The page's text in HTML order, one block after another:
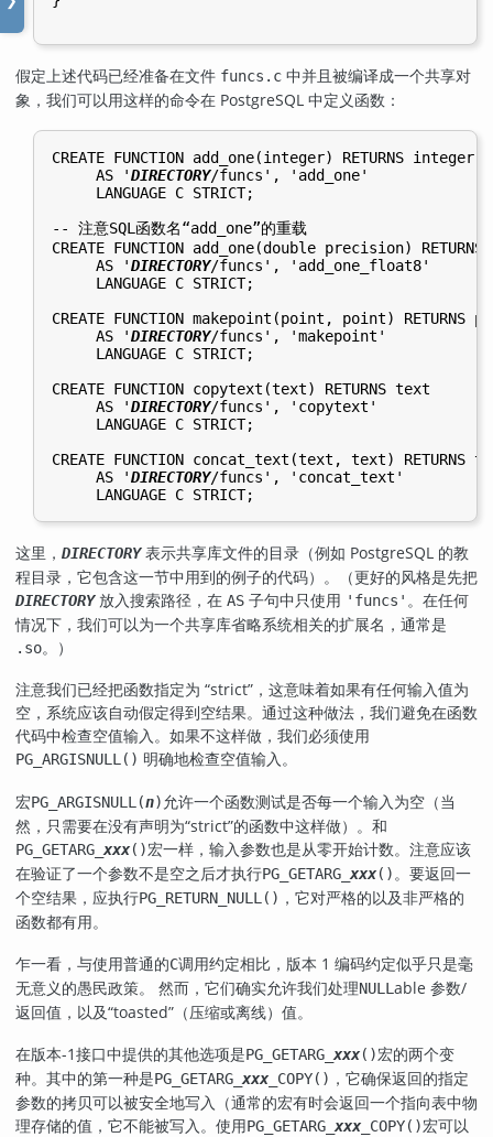
假定上述代码已经准备在文件 funcs.c 中并且被编译成一个共享对
象，我们可以用这样的命令在 PostgreSQL 中定义函数：
CREATE FUNCTION add_one(integer) RETURNS integer
     AS '
DIRECTORY/funcs', 'add_one'
     LANGUAGE C STRICT;
-- 注意SQL函数名“add_one”的重载
CREATE FUNCTION add_one(double precision)
     AS '
DIRECTORY/funcs', 'add_one_float8'
     LANGUAGE C STRICT;
CREATE FUNCTION makepoint(point, point) RETURNS
     AS '
DIRECTORY/funcs', 'makepoint'
     LANGUAGE C STRICT;
CREATE FUNCTION copytext(text) RETURNS text
     AS '
DIRECTORY/funcs', 'copytext'
     LANGUAGE C STRICT;
CREATE FUNCTION concat_text(text, text) RETURNS
     AS '
DIRECTORY/funcs', 'concat_text'
这里， DIRECTORY表示共享库文件的目录（例如 PostgreSQL 的教
程目录，它包含这一节中用到的例子的代码）。（更好的风格是先把
DIRECTORY放入搜索路径，在 AS 子句中只使用 'funcs' 。在任何
情况下，我们可以为一个共享库省略系统相关的扩展名，通常是
.so。）
注意我们已经把函数指定为 “strict” ，这意味着如果有任何输入值为
空，系统应该自动假定得到空结果。通过这种做法，我们避免在函数
代码中检查空值输入。如果不这样做，我们必须使用
PG_ARGISNULL() 明确地检查空值输入。
宏PG_ARGISNULL(n)允许一个函数测试是否每一个输入为空（当
然，只需要在没有声明为“strict”的函数中这样做）。和
PG_GETARG_xxx()宏一样，输入参数也是从零开始计数。注意应该
在验证了一个参数不是空之后才执行PG_GETARG_xxx()。要返回一
个空结果，应执行PG_RETURN_NULL() ，它对严格的以及非严格的
函数都有用。
乍一看，与使用普通的C调用约定相比，版本 1 编码约定似乎只是毫
无意义的愚民政策。 然而，它们确实允许我们处理NULL able 参数/
返回值，以及“toasted” （压缩或离线）值。
在版本-1接口中提供的其他选项是PG_GETARG_ xxx()宏的两个变
种。其中的第一种是PG_GETARG_ xxx _COPY() ，它确保返回的指定
参数的拷贝可以被安全地写入（通常的宏有时会返回一个指向表中物
理存储的值，它不能被写入。使用PG_GETARG_ xxx _COPY()宏可以